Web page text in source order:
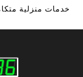
خدمات منزلية